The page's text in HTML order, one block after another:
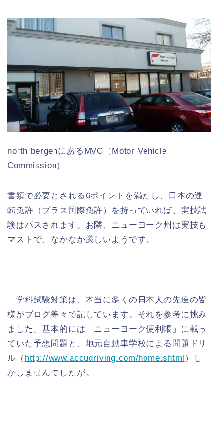
north bergenにあるMVC（Motor Vehicle
Commission）
書類で必要とされる6ポイントを満たし、日本の運
転免許（プラス国際免許）を持っていれば、実技試
験はパスされます。お隣、ニューヨーク州は実技も
マストで、なかなか厳しいようです。
学科試験対策は、本当に多くの日本人の先達の皆
様がブログ等々で記しています。それを参考に挑み
ました。基本的には「ニューヨーク便利帳」に載っ
ていた予想問題と、地元自動車学校による問題ドリ
ル（ http://www.accudriving.com/home.shtml ）し
かしませんでしたが。